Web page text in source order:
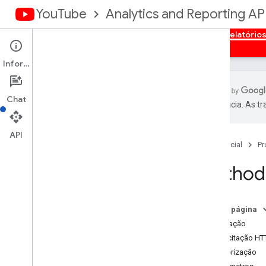
YouTube Analytics and Reporting
API Reporting do You
Relatórios disponíveis
preferência. As
Página inicial
Nesta página
Solicitação
Solicitação
Autorização
Informações
Chat
API